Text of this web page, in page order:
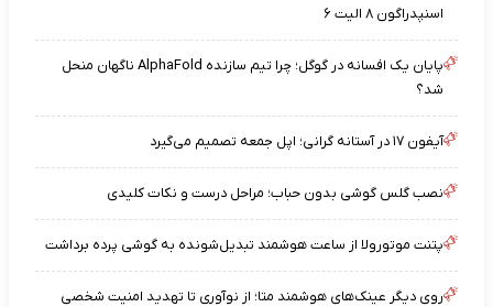
اسنپدراگون ۸ الیت ۶
پایان یک افسانه در گوگل؛ چرا تیم سازنده AlphaFold ناگهان منحل
شد؟
آیفون ۱۷ در آستانه گرانی؛ اپل جمعه تصمیم می‌گیرد
نصب گلس گوشی بدون حباب؛ مراحل درست و نکات کلیدی
پتنت موتورولا از ساعت هوشمند تبدیل‌شونده به گوشی پرده برداشت
روی دیگر عینک‌های هوشمند متا؛ از نوآوری تا تهدید امنیت شخصی